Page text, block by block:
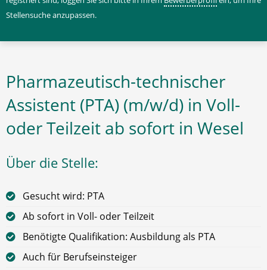
Stellensuche anzupassen.
Pharmazeutisch-technischer
Assistent (PTA) (m/w/d) in Voll-
oder Teilzeit ab sofort in Wesel
Über die Stelle:
Gesucht wird: PTA
Ab sofort in Voll- oder Teilzeit
Benötigte Qualifikation: Ausbildung als PTA
Auch für Berufseinsteiger